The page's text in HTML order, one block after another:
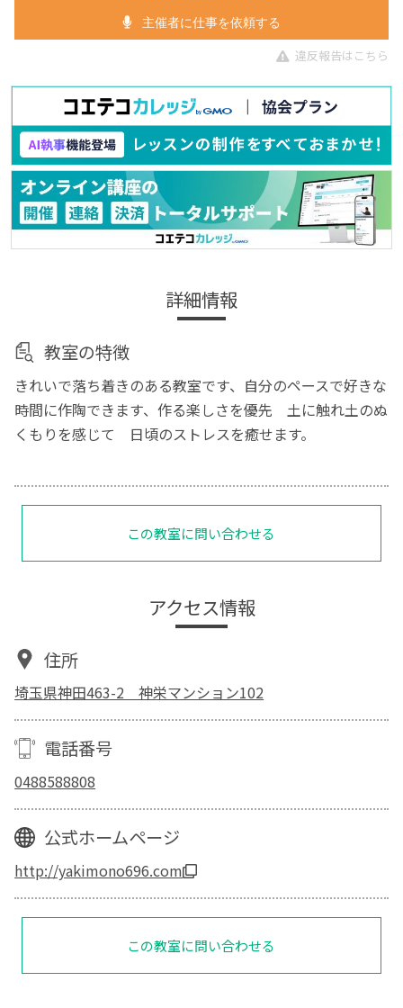
主催者に仕事を依頼する
違反報告はこちら
詳細情報
教室の特徴
きれいで落ち着きのある教室です、自分のペースで好きな
時間に作陶できます、作る楽しさを優先 土に触れ土のぬ
くもりを感じて 日頃のストレスを癒せます。
この教室に問い合わせる
アクセス情報
住所
埼玉県神田463-2 神栄マンション102
電話番号
0488588808
公式ホームページ
http://yakimono696.com
この教室に問い合わせる